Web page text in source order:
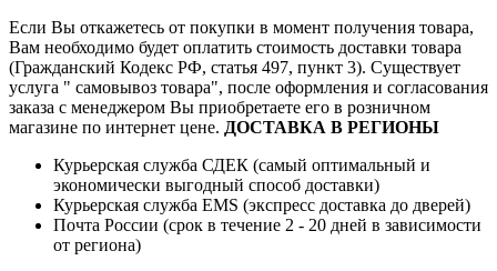
Если Вы откажетесь от покупки в момент получения товара,
Вам необходимо будет оплатить стоимость доставки товара
(Гражданский Кодекс РФ, статья 497, пункт 3). Существует
услуга " самовывоз товара", после оформления и согласования
заказа с менеджером Вы приобретаете его в розничном
магазине по интернет цене. ДОСТАВКА В РЕГИОНЫ
Курьерская служба СДЕК (самый оптимальный и
экономически выгодный способ доставки)
Курьерская служба EMS (экспресс доставка до дверей)
Почта России (срок в течение 2 - 20 дней в зависимости
от региона)